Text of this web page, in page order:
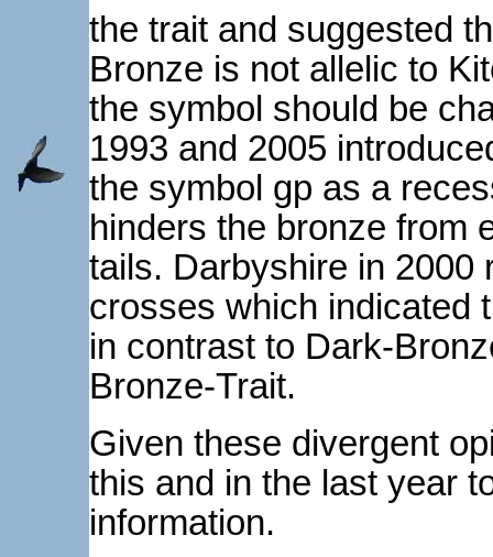
the trait and suggested
Bronze is not allelic to
the symbol should be
1993 and 2005
the symbol gp as a
hinders the bronze from
tails. Darbyshire in 2000
crosses which indicated
in contrast to Dark-
Bronze-Trait.
Given these divergent
this and in the last year
information.